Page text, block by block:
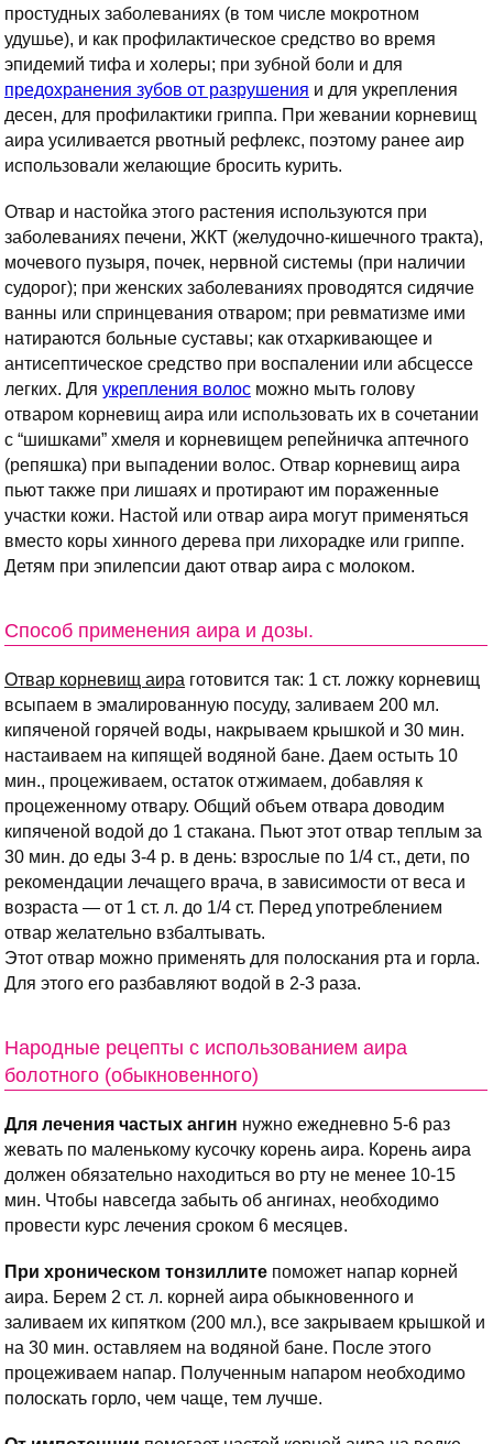
простудных заболеваниях (в том числе мокротном
удушье), и как профилактическое средство во время
эпидемий тифа и холеры; при зубной боли и для
предохранения зубов от разрушения и для укрепления
десен, для профилактики гриппа. При жевании корневищ
аира усиливается рвотный рефлекс, поэтому ранее аир
использовали желающие бросить курить.
Отвар и настойка этого растения используются при
заболеваниях печени, ЖКТ (желудочно-кишечного тракта),
мочевого пузыря, почек, нервной системы (при наличии
судорог); при женских заболеваниях проводятся сидячие
ванны или спринцевания отваром; при ревматизме ими
натираются больные суставы; как отхаркивающее и
антисептическое средство при воспалении или абсцессе
легких. Для укрепления волос можно мыть голову
отваром корневищ аира или использовать их в сочетании
с “шишками” хмеля и корневищем репейничка аптечного
(репяшка) при выпадении волос. Отвар корневищ аира
пьют также при лишаях и протирают им пораженные
участки кожи. Настой или отвар аира могут применяться
вместо коры хинного дерева при лихорадке или гриппе.
Детям при эпилепсии дают отвар аира с молоком.
Способ применения аира и дозы.
Отвар корневищ аира готовится так: 1 ст. ложку корневищ
всыпаем в эмалированную посуду, заливаем 200 мл.
кипяченой горячей воды, накрываем крышкой и 30 мин.
настаиваем на кипящей водяной бане. Даем остыть 10
мин., процеживаем, остаток отжимаем, добавляя к
процеженному отвару. Общий объем отвара доводим
кипяченой водой до 1 стакана. Пьют этот отвар теплым за
30 мин. до еды 3-4 р. в день: взрослые по 1/4 ст., дети, по
рекомендации лечащего врача, в зависимости от веса и
возраста — от 1 ст. л. до 1/4 ст. Перед употреблением
отвар желательно взбалтывать.
Этот отвар можно применять для полоскания рта и горла.
Для этого его разбавляют водой в 2-3 раза.
Народные рецепты с использованием аира
болотного (обыкновенного)
Для лечения частых ангин нужно ежедневно 5-6 раз
жевать по маленькому кусочку корень аира. Корень аира
должен обязательно находиться во рту не менее 10-15
мин. Чтобы навсегда забыть об ангинах, необходимо
провести курс лечения сроком 6 месяцев.
При хроническом тонзиллите поможет напар корней
аира. Берем 2 ст. л. корней аира обыкновенного и
заливаем их кипятком (200 мл.), все закрываем крышкой и
на 30 мин. оставляем на водяной бане. После этого
процеживаем напар. Полученным напаром необходимо
полоскать горло, чем чаще, тем лучше.